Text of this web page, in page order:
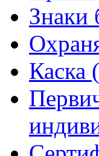
Знаки
Каска